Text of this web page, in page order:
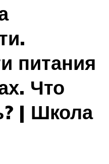
питания
Что
| Школа